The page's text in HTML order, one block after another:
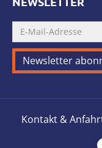
Kontakt &